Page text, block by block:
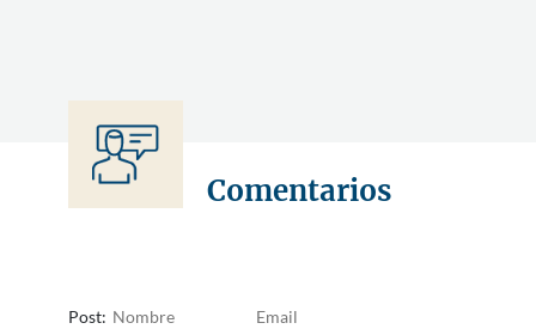
Comentarios
Post: